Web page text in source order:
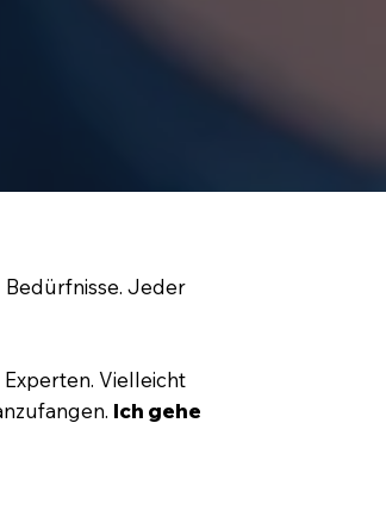
Bedürfnisse. Jeder
Vielleicht
Ich gehe